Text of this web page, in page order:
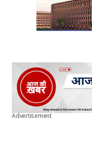
Advertisement